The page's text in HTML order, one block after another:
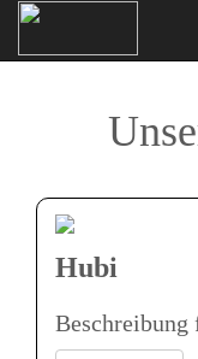
Hubi
Beschreibung